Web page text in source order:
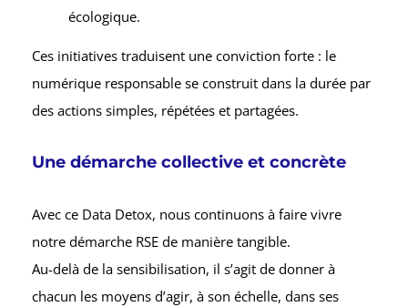
écologique.
Ces initiatives traduisent une conviction forte : le
numérique responsable se construit dans la durée par
des actions simples, répétées et partagées.
Une démarche collective et concrète
Avec ce Data Detox, nous continuons à faire vivre
notre démarche RSE de manière tangible.
Au-delà de la sensibilisation, il s’agit de donner à
chacun les moyens d’agir, à son échelle, dans ses